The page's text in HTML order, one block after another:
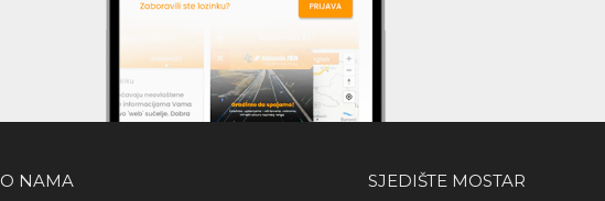
O NAMA SJEDIŠTE MOSTAR